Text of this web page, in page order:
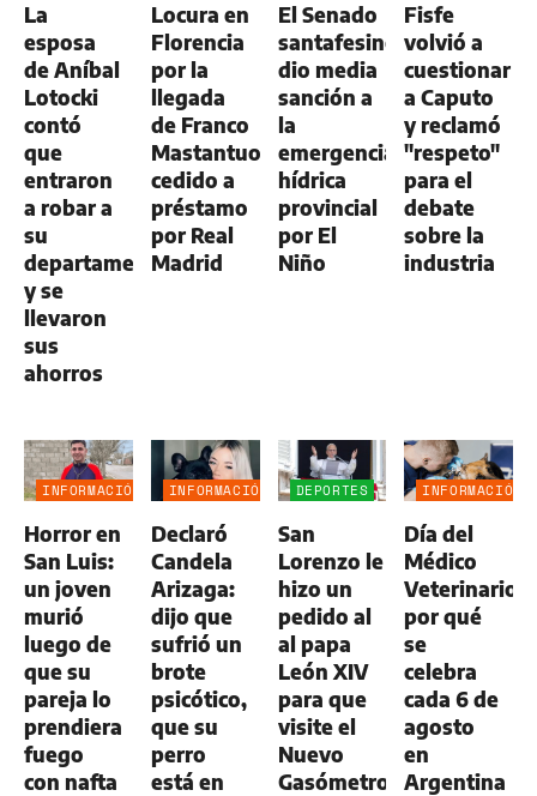
La
esposa
de Aníbal
Lotocki
contó
que
entraron
a robar a
su
departamento
y se
llevaron
sus
ahorros
Locura en
Florencia
por la
llegada
de Franco
Mastantuono,
cedido a
préstamo
por Real
Madrid
El Senado
santafesino
dio media
sanción a
la
emergencia
hídrica
provincial
por El
Niño
Fisfe
volvió a
cuestionar
a Caputo
y reclamó
"respeto"
para el
debate
sobre la
industria
INFORMACIÓN
Horror en
San Luis:
un joven
murió
luego de
que su
pareja lo
prendiera
fuego
con nafta
INFORMACIÓN
Declaró
Candela
Arizaga:
dijo que
sufrió un
brote
psicótico,
que su
perro
está en
DEPORTES
San
Lorenzo le
hizo un
pedido al
al papa
León XIV
para que
visite el
Nuevo
Gasómetro
INFORMACIÓN
Día del
Médico
Veterinario:
por qué
se
celebra
cada 6 de
agosto
en
Argentina